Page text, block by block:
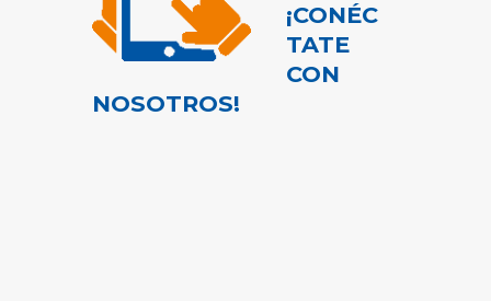
¡CONÉC
TATE
CON
NOSOTROS!